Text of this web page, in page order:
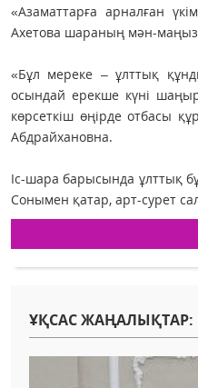
«Азаматтарға арналған
Ахетова шараның мән-
«Бұл мереке – ұлттық
осындай ерекше күні
көрсеткіш өңірде отбасы
Абдрайхановна.
Іс-шара барысында ұлттық
Сонымен қатар, арт-сурет
ҰҚСАС ЖАҢАЛЫҚТАР: